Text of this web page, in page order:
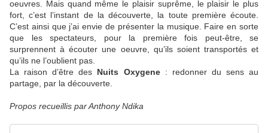
oeuvres. Mais quand même le plaisir suprême, le plaisir le plus
fort, c’est l’instant de la découverte, la toute première écoute.
C’est ainsi que j’ai envie de présenter la musique. Faire en sorte
que les spectateurs, pour la première fois peut-être, se
surprennent à écouter une oeuvre, qu’ils soient transportés et
qu’ils ne l’oublient pas.
La raison d’être des Nuits Oxygene: redonner du sens au
partage, par la découverte.
Propos recueillis par Anthony Ndika